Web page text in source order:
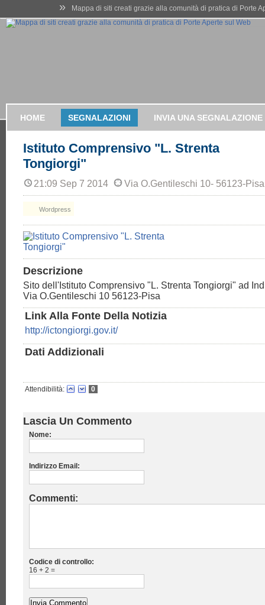
» Mappa di siti creati grazie alla comunità di pratica di Porte
HOME SEGNALAZIONI INVIA UNA SEGNALAZIONE
Istituto Comprensivo "L. Strenta
Tongiorgi"
21:09 Sep 7 2014 Via O.Gentileschi 10- 56123-Pisa
Wordpress
Descrizione
Sito dell'Istituto Comprensivo "L. Strenta Tongiorgi" ad
Via O.Gentileschi 10 56123-Pisa
Link Alla Fonte Della Notizia
http://ictongiorgi.gov.it/
Dati Addizionali
Attendibilità: 0
Lascia Un Commento
Nome:
Indirizzo Email:
Commenti:
Codice di controllo:
16 + 2 =